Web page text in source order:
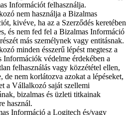
Információt felhasználja.
nem használja a Bizalmas
kivéve, ha az a Szerződés keretében
és nem fed fel a Bizalmas Információ
más személynek vagy entitásnak.
minden ésszerű lépést megtesz a
Információk védelme érdekében a
felhasználás vagy közzététel ellen,
de nem korlátozva azokat a lépéseket,
a Vállalkozó saját szellemi
bizalmas és üzleti titkainak
használ.
Információ a Logitech és/vagy